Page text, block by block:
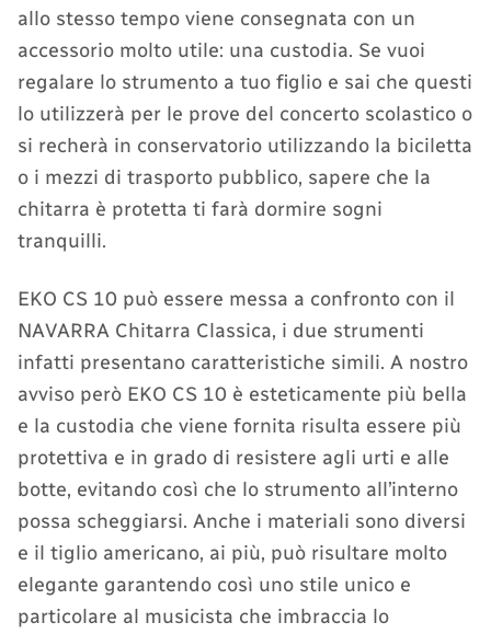
allo stesso tempo viene consegnata con un
accessorio molto utile: una custodia. Se vuoi
regalare lo strumento a tuo figlio e sai che questi
lo utilizzerà per le prove del concerto scolastico o
si recherà in conservatorio utilizzando la biciletta
o i mezzi di trasporto pubblico, sapere che la
chitarra è protetta ti farà dormire sogni
tranquilli.
EKO CS 10 può essere messa a confronto con il
NAVARRA Chitarra Classica, i due strumenti
infatti presentano caratteristiche simili. A nostro
avviso però EKO CS 10 è esteticamente più bella
e la custodia che viene fornita risulta essere più
protettiva e in grado di resistere agli urti e alle
botte, evitando così che lo strumento all’interno
possa scheggiarsi. Anche i materiali sono diversi
e il tiglio americano, ai più, può risultare molto
elegante garantendo così uno stile unico e
particolare al musicista che imbraccia lo